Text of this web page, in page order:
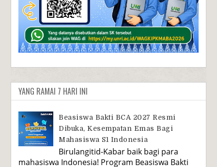
YANG RAMAI 7 HARI INI
Beasiswa Bakti BCA 2027 Resmi
Dibuka, Kesempatan Emas Bagi
Mahasiswa S1 Indonesia
Birulangitid-Kabar baik bagi para
mahasiswa Indonesia! Program Beasiswa Bakti